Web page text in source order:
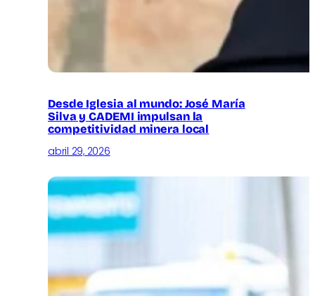
Desde Iglesia al mundo: José María
Silva y CADEMI impulsan la
competitividad minera local
abril 29, 2026